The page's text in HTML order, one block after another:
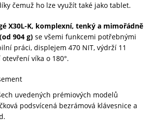
čemuž ho lze využít také jako tablet.
X30L-K, komplexní, tenký a mimořádně
904 g) se všemi funkcemi potřebnými
práci, displejem 470 NIT, výdrží 11
víka o 180°.
uvedených prémiových modelů
podsvícená bezrámová klávesnice a